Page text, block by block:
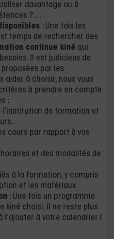
davantage ou à
?…
: Une fois les
temps de rechercher des
continue kiné qui
Il est judicieux de
proposées par les
aider à choisir, nous vous
à prendre en compte
:
l’institution de formation et
cours par rapport à vos
et des modalités de
à la formation, y compris
et les matériaux.
: Une fois un programme
kiné choisi, il ne reste plus
l’ajouter à votre calendrier !